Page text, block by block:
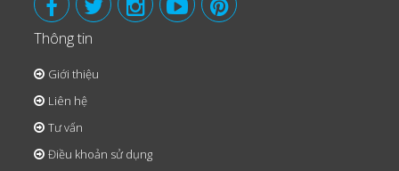
Thông tin
Giới thiệu
Liên hệ
Tư vấn
Điều khoản sử dụng